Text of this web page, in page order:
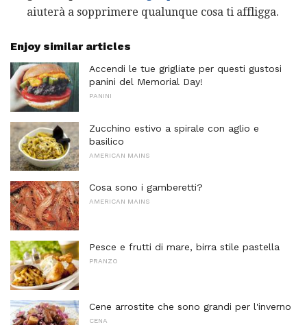
aiuterà a sopprimere qualunque cosa ti affligga.
Enjoy similar articles
Accendi le tue grigliate per questi gustosi
panini del Memorial Day!
PANINI
Zucchino estivo a spirale con aglio e
basilico
AMERICAN MAINS
Cosa sono i gamberetti?
AMERICAN MAINS
Pesce e frutti di mare, birra stile pastella
PRANZO
Cene arrostite che sono grandi per l'inverno
CENA